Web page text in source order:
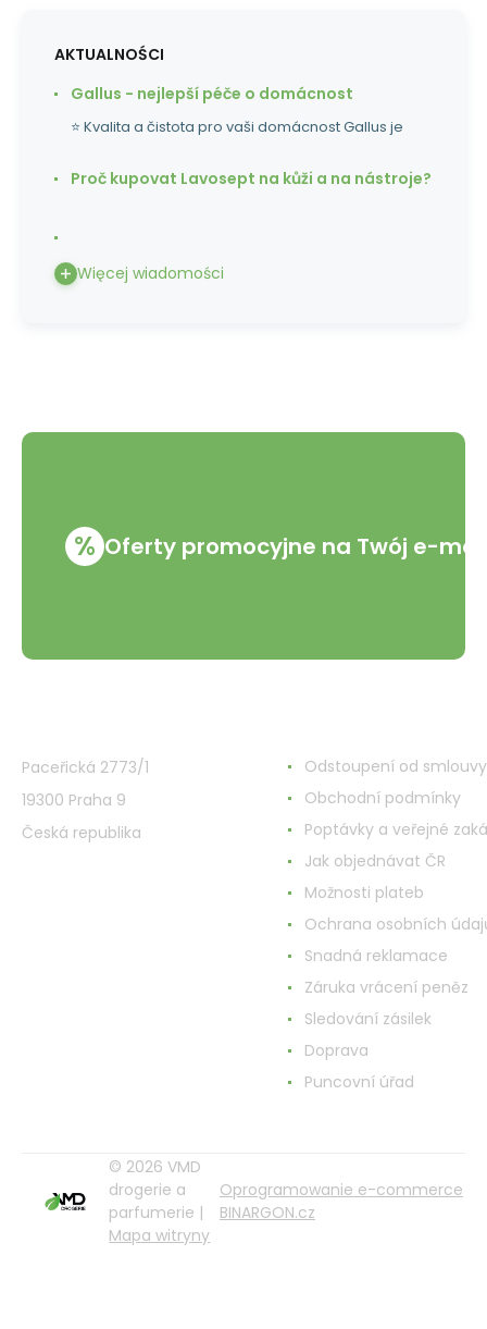
AKTUALNOŚCI
Gallus - nejlepší péče o domácnost
⭐ Kvalita a čistota pro vaši domácnost Gallus je
Proč kupovat Lavosept na kůži a na nástroje?
Więcej wiadomości
% Oferty promocyjne na Twój e-mail
Paceřická 2773/1
19300 Praha 9
Česká republika
Odstoupení od smlouvy
Obchodní podmínky
Poptávky a veřejné
Jak objednávat ČR
Možnosti plateb
Ochrana osobních
Snadná reklamace
Záruka vrácení peněz
Sledování zásilek
Doprava
Puncovní úřad
© 2026 VMD
drogerie a
parfumerie |
Mapa witryny
Oprogramowanie e-commerce
BINARGON.cz